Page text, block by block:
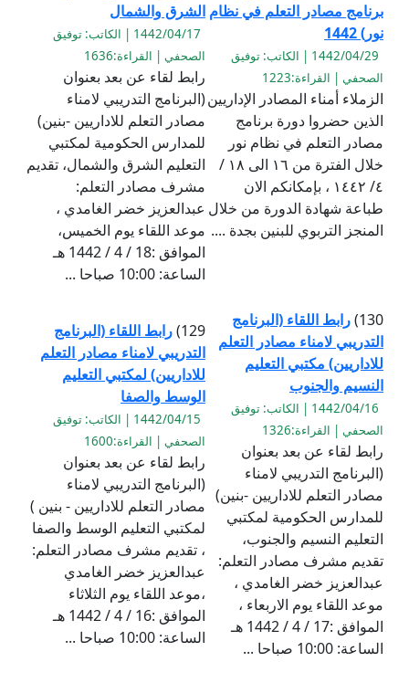
برنامج مصادر التعلم في نظام
نور) 1442
1442/04/29 | الكاتب: توفيق
الصحفي | القراءة:1223
الزملاء أمناء المصادر الإداريين
الذين حضروا دورة برنامج
مصادر التعلم في نظام نور
خلال الفترة من ١٦ الى ١٨ /
٤/ ١٤٤٢ ، بإمكانكم الان
طباعة شهادة الدورة من خلال
المنجز التربوي للبنين بجدة ....
الشرق والشمال
1442/04/17 | الكاتب: توفيق
الصحفي | القراءة:1636
رابط لقاء عن بعد بعنوان
(البرنامج التدريبي لامناء
مصادر التعلم للاداريين -بنين)
للمدارس الحكومية لمكتبي
التعليم الشرق والشمال، تقديم
مشرف مصادر التعلم:
عبدالعزيز خضر الغامدي ،
موعد اللقاء يوم الخميس،
الموافق :18 / 4 / 1442 هـ
الساعة: 10:00 صباحا ...
130) رابط اللقاء (البرنامج
التدريبي لامناء مصادر التعلم
للاداريين) مكتبي التعليم
النسيم والجنوب
1442/04/16 | الكاتب: توفيق
الصحفي | القراءة:1326
رابط لقاء عن بعد بعنوان
(البرنامج التدريبي لامناء
مصادر التعلم للاداريين -بنين)
للمدارس الحكومية لمكتبي
التعليم النسيم والجنوب،
تقديم مشرف مصادر التعلم:
عبدالعزيز خضر الغامدي ،
موعد اللقاء يوم الاربعاء ،
الموافق :17 / 4 / 1442 هـ
الساعة: 10:00 صباحا ...
129) رابط اللقاء (البرنامج
التدريبي لامناء مصادر التعلم
للاداريين) لمكتبي التعليم
الوسط والصفا
1442/04/15 | الكاتب: توفيق
الصحفي | القراءة:1600
رابط لقاء عن بعد بعنوان
(البرنامج التدريبي لامناء
مصادر التعلم للاداريين - بنين )
لمكتبي التعليم الوسط والصفا
، تقديم مشرف مصادر التعلم:
عبدالعزيز خضر الغامدي
،موعد اللقاء يوم الثلاثاء
الموافق :16 / 4 / 1442 هـ
الساعة: 10:00 صباحا ...